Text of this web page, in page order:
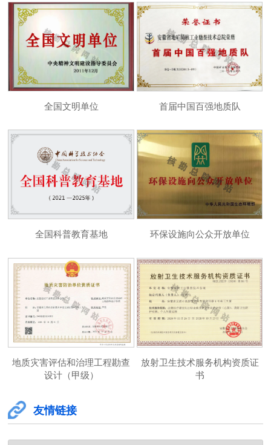
全国文明单位 首届中国百强地质队
全国科普教育基地 环保设施向公众开放单位
地质灾害评估和治理工程勘查
设计（甲级）
放射卫生技术服务机构资质证
书
友情链接